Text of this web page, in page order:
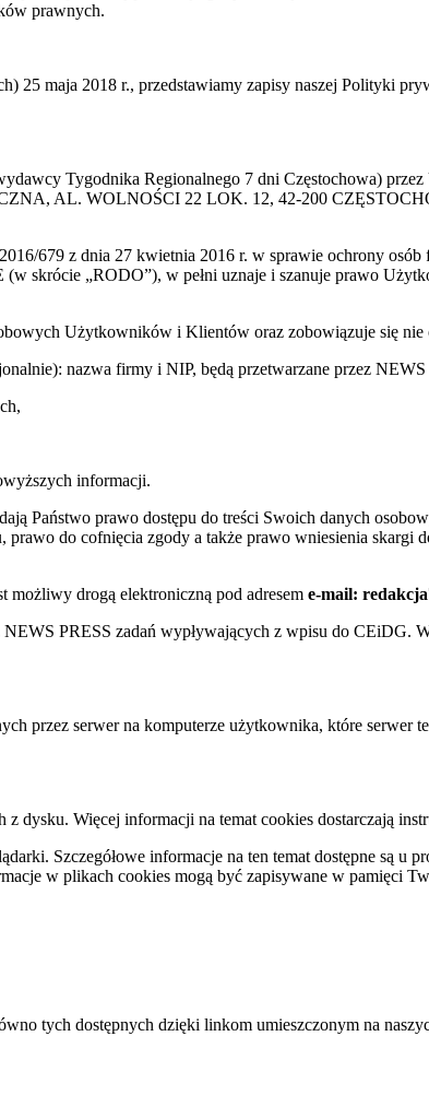
prawnych.
maja 2018 r., przedstawiamy zapisy naszej Polityki
Tygodnika Regionalnego 7 dni Częstochowa)
AL. WOLNOŚCI 22 LOK. 12, 42-200
679 z dnia 27 kwietnia 2016 r. w sprawie ochrony
skrócie „RODO”), w pełni uznaje i szanuje prawo
Użytkowników i Klientów oraz zobowiązuje się nie
nazwa firmy i NIP, będą przetwarzane przez
informacji.
Państwo prawo dostępu do treści Swoich danych
do cofnięcia zgody a także prawo wniesienia skargi
możliwy drogą elektroniczną pod adresem e-mail:
PRESS zadań wypływających z wpisu do CEiDG.
przez serwer na komputerze użytkownika, które serwer
dysku. Więcej informacji na temat cookies dostarczają
Szczegółowe informacje na ten temat dostępne są u
w plikach cookies mogą być zapisywane w pamięci
tych dostępnych dzięki linkom umieszczonym na